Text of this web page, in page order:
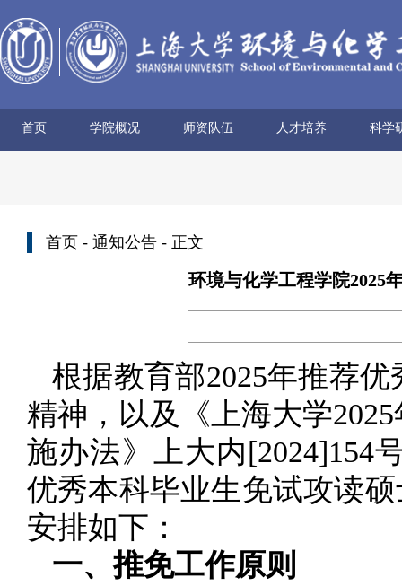
首页 学院概况 师资队伍 人才培养 科学
首页 - 通知公告 - 正文
环境与化学工程学院2025
根据教育部2025年推荐
精神，以及《上海大学
施办法》上大内[2024]154
优秀本科毕业生免试攻读
安排如下：
一、推免工作原则